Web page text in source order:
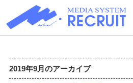
2019年9月のアーカイブ